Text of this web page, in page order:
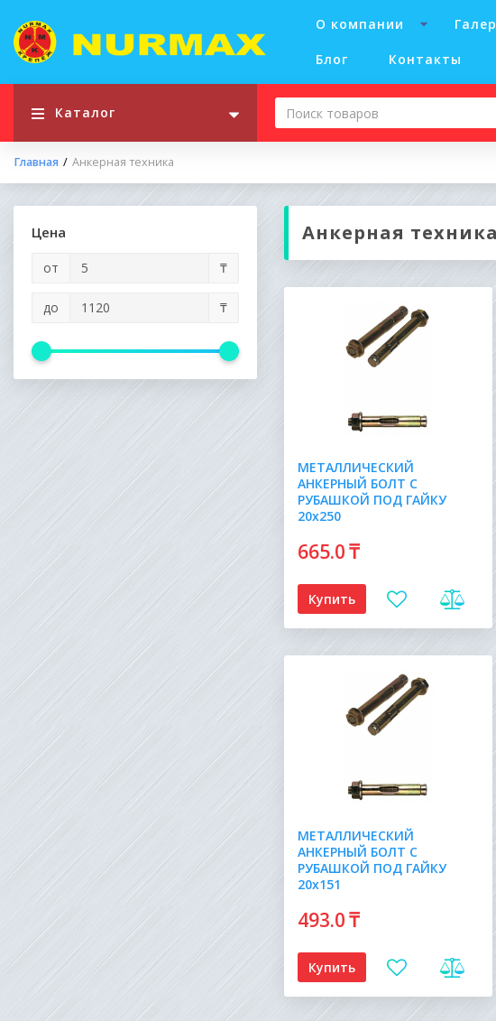
О компании
Блог Контакты
Каталог
Главная Анкерная техника
Цена
от ₸
до ₸
Анкерная техника
МЕТАЛЛИЧЕСКИЙ
АНКЕРНЫЙ БОЛТ С
РУБАШКОЙ ПОД ГАЙКУ
20х250
665.0₸
Купить
МЕТАЛЛИЧЕСКИЙ
АНКЕРНЫЙ БОЛТ С
РУБАШКОЙ ПОД ГАЙКУ
20х151
493.0₸
Купить